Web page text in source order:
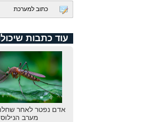
כתוב למערכת
עוד כתבות
אדם נפטר לאחר
מערב הנילוס